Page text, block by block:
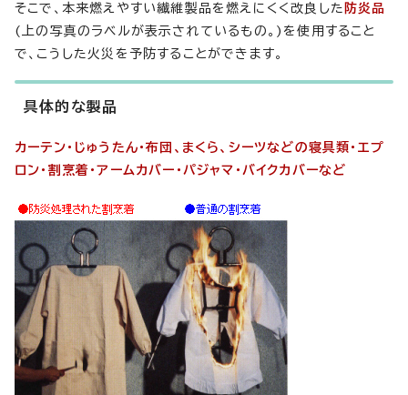
そこで、本来燃えやすい繊維製品を燃えにくく改良した 防炎品
(上の写真のラベルが表示されているもの。)を使用すること
で、こうした火災を予防することができます。
具体的な製品
カーテン・じゅうたん・布団、まくら、シーツなどの寝具類・エプ
ロン・割烹着・アームカバー・パジャマ・バイクカバーなど